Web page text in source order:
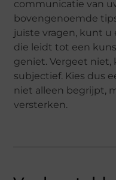
communicatie van
bovengenoemde
juiste vragen, kunt u
die leidt tot een
geniet. Vergeet niet,
subjectief. Kies dus
niet alleen begrijpt,
versterken.